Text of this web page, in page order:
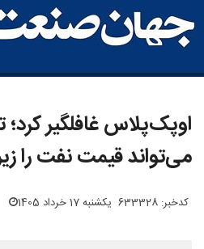
اوپک‌پلاس غافلگیر
می‌تواند قیمت نفت را
کدخبر: 633328 یکشنبه 17 خرداد 1405